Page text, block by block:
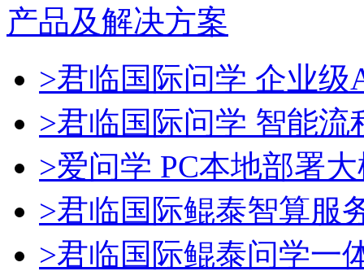
产品及解决方案
>君临国际问学 企业级
>君临国际问学 智能流
>爱问学 PC本地部署
>君临国际鲲泰智算服
>君临国际鲲泰问学一